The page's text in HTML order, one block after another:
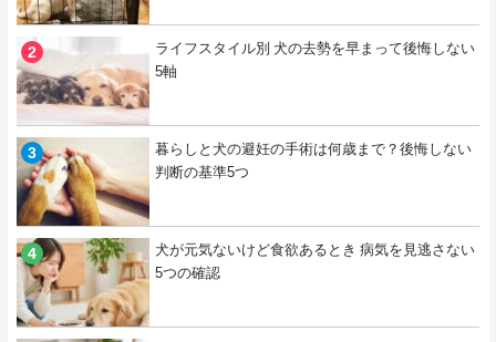
ライフスタイル別 犬の去勢を早まって後悔しない
5軸
暮らしと犬の避妊の手術は何歳まで？後悔しない
判断の基準5つ
犬が元気ないけど食欲あるとき 病気を見逃さない
5つの確認